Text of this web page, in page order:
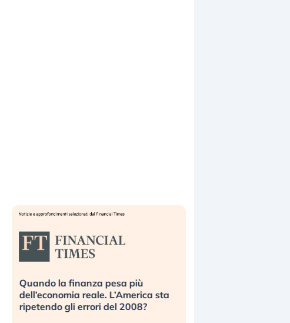
Quando la finanza pesa più
dell’economia reale. L’America sta
ripetendo gli errori del 2008?